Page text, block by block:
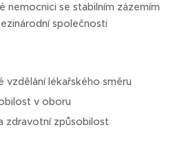
nemocnici se stabilním zázemím
společnosti
vzdělání lékařského směru
v oboru
zdravotní způsobilost